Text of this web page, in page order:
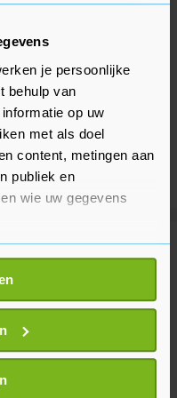
je persoonlijke
behulp van
op uw
met als doel
content, metingen aan
publiek en
wie uw gegevens
uw geografische
nauwkeurig kan zijn
door het actief te
(fingerprinting)
gegevens worden
FIFA-